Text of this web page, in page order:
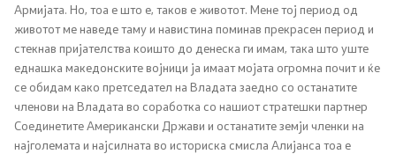
Органи во состав
Национални координатори
Генерален Секретаријат
Армијата. Но, тоа е што е, таков е животот. Мене тој период од
животот ме наведе таму и навистина поминав прекрасен период и
стекнав пријателства коишто до денеска ги имам, така што уште
еднашка македонските војници ја имаат мојата огромна почит и ќе
се обидам како претседател на Владата заедно со останатите
членови на Владата во соработка со нашиот стратешки партнер
Соединетите Американски Држави и останатите земји членки на
најголемата и најсилната во историска смисла Алијанса тоа е